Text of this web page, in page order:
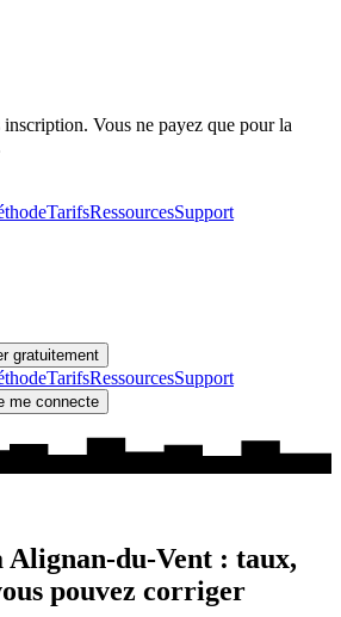
inscription. Vous ne payez que pour la
TarifsRessourcesSupport
gratuitement
TarifsRessourcesSupport
me connecte
Alignan-du-Vent : taux,
pouvez corriger